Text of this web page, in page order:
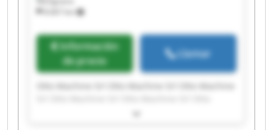
8.667 km
Información
de precio
Llamar
Otto Machine Srl Otto Machine Srl Otto Machine
Machine Srl Otto Machine Srl Otto Machine Srl